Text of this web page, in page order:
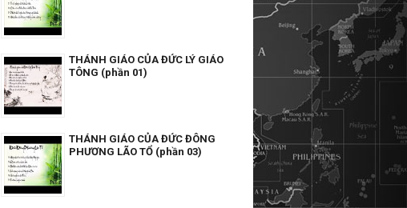
THÁNH GIÁO CỦA ĐỨC LÝ GIÁO
TÔNG (phần 01)
THÁNH GIÁO CỦA ĐỨC ĐÔNG
PHƯƠNG LÃO TỔ (phần 03)